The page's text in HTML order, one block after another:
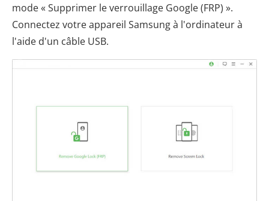
mode « Supprimer le verrouillage Google (FRP) ».
Connectez votre appareil Samsung à l'ordinateur à
l'aide d'un câble USB.